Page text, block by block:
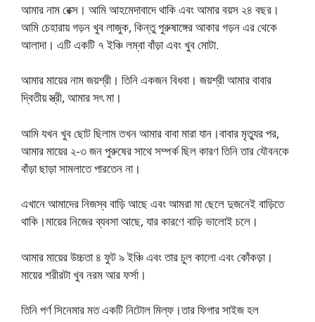
আমার নাম রেক্স। আমি আহমেদাবাদে থাকি এবং আমার বয়স ২৪ বছর।
আমি চেহারায় গড়ন খুব লাজুক​, কিন্তু পুরুষাঙ্গের আকার গড়ন এর থেকে
আলাদা। এটি একটি ৭ ইঞ্চি লম্বা বাঁড়া এবং খুব মোটা.
আমার মায়ের নাম জয়শ্রী। তিনি একজন বিধবা। জয়শ্রী আমার বাবার
দ্বিতীয় স্ত্রী, আমার সৎ মা।
আমি যখন খুব ছোট ছিলাম তখন আমার বাবা মারা যান।বাবার মৃত্যুর পর,
আমার মায়ের ২-৩ জন পুরুষের সাথে সম্পর্ক ছিল কারণ তিনি তার যৌবনকে
বাঁড়া ছাড়া সামলাতে পারতেন না।
এখানে আমাদের নিজস্ব বাড়ি আছে এবং আমরা মা ছেলে দুজনেই বাড়িতে
থাকি।মায়ের নিজের ব্যবসা আছে, যার কারণে বাড়ি ভালোই চলে।
আমার মায়ের উচ্চতা ৪ ফুট ৯ ইঞ্চি এবং তার চুল কালো এবং কোঁকড়া।
মায়ের শরীরটা খুব নরম আর ফর্সা।
তিনি পর্ণ সিনেমার মত একটি নিটোল মিল্ফ।তার ফিগার সাইজ হল